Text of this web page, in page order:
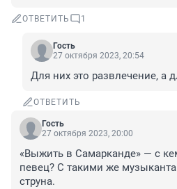
ОТВЕТИТЬ 1
Гость
27 октября 2023, 20:54
Для них это развлечение, а
ОТВЕТИТЬ
Гость
27 октября 2023, 20:00
«Выжить в Самарканде» — с
певец? С такими же
струна.